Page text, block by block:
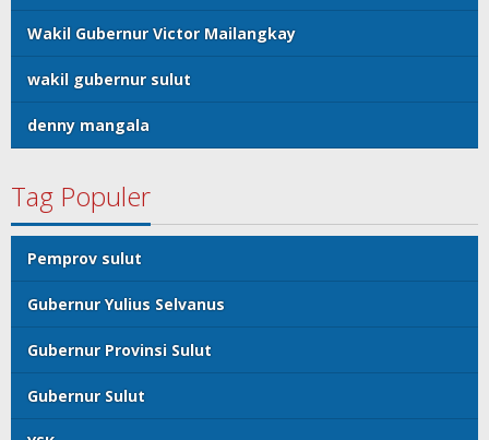
Wakil Gubernur Victor Mailangkay
wakil gubernur sulut
denny mangala
Tag Populer
Pemprov sulut
Gubernur Yulius Selvanus
Gubernur Provinsi Sulut
Gubernur Sulut